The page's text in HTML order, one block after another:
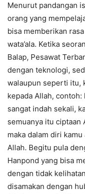
Menurut pandangan
orang yang
bisa memberikan
wata’ala. Ketika
Balap, Pesawat
dengan teknologi,
walaupun seperti itu,
kepada Allah,
sangat indah sekali,
semuanya itu ciptaan
maka dalam diri
Allah. Begitu pula
Hanpond yang bisa
dengan tidak
disamakan dengan